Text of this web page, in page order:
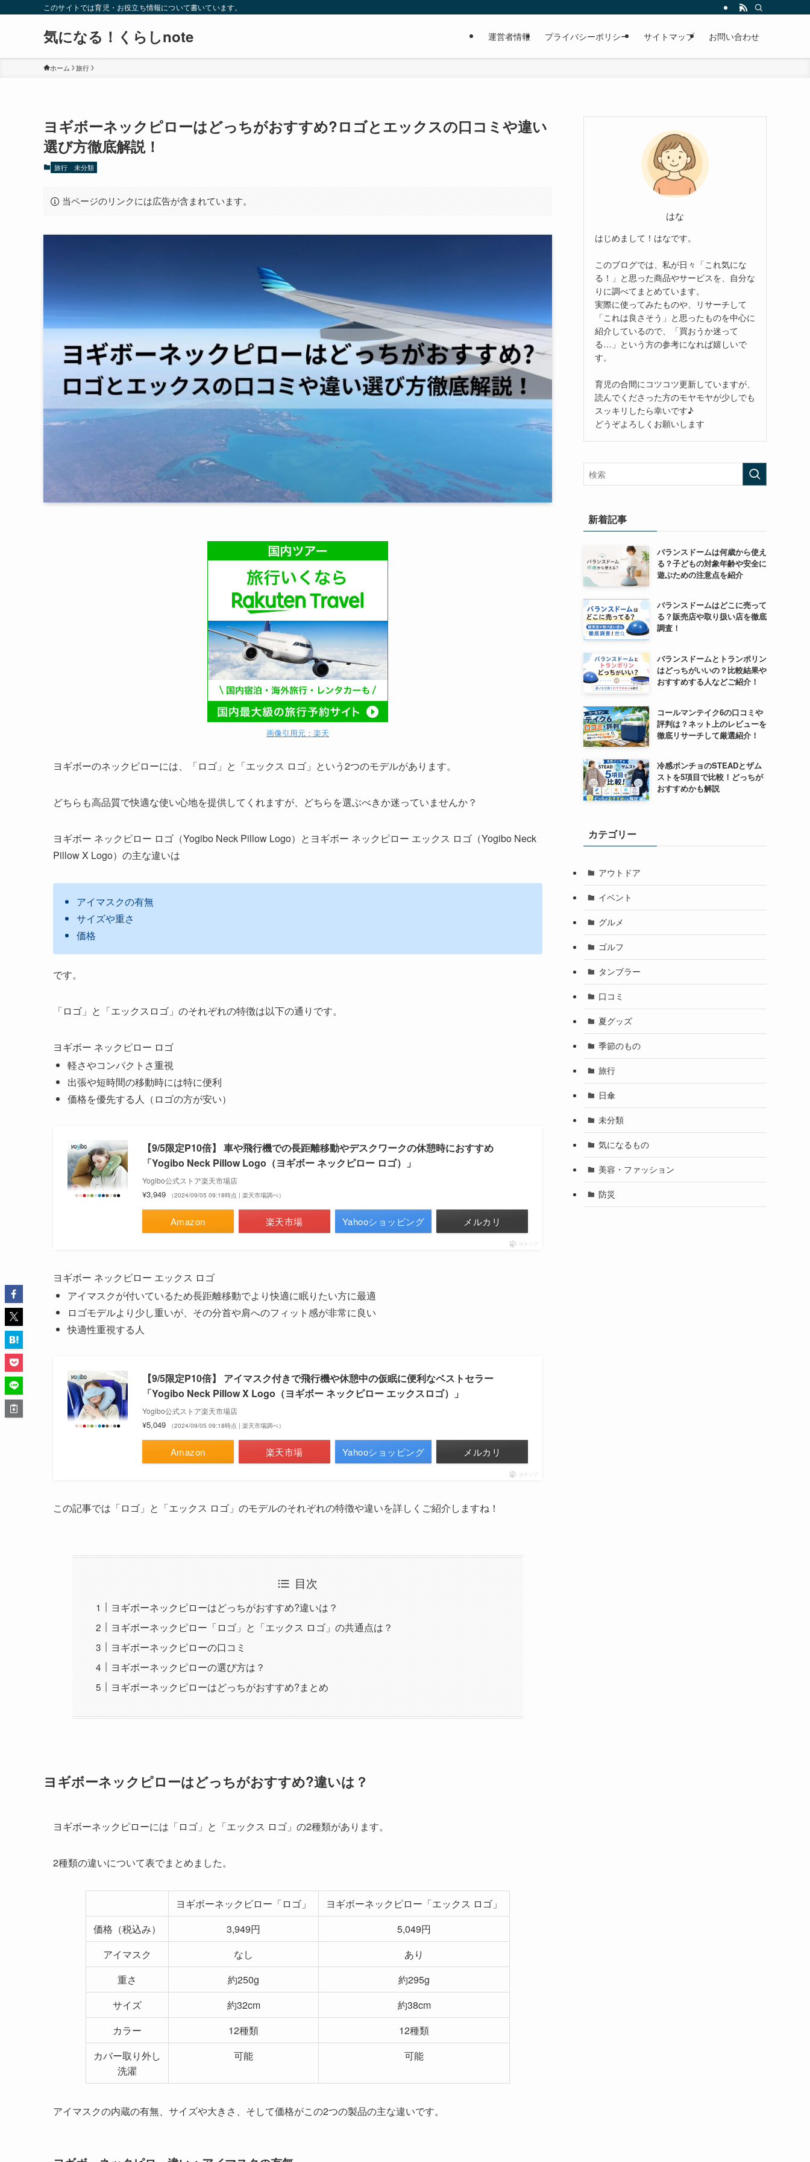
このサイトでは育児・お役立ち情報について書いています。
気になる！くらしnote 運営者情報 プライバシーポリシー サイトマップ お問い合わせ
ホーム 旅行
ヨギボーネックピローはどっちがおすすめ?ロゴとエックスの口コミや違い
選び方徹底解説！
旅行 未分類
当ページのリンクには広告が含まれています。
画像引用元：楽天
ヨギボーのネックピローには、 「ロゴ」 と 「エックス ロゴ」 という2つのモデルがあります。
どちらも高品質で快適な使い心地を提供してくれますが、どちらを選ぶべきか迷っていませんか？
ヨギボー ネックピロー ロゴ（Yogibo Neck Pillow Logo）とヨギボー ネックピロー エックス ロゴ（Yogibo Neck
Pillow X Logo）の主な違いは
アイマスクの有無
サイズや重さ
価格
です。
「ロゴ」と「エックスロゴ」のそれぞれの特徴は以下の通りです。
ヨギボー ネックピロー ロゴ
軽さやコンパクトさ重視
出張や短時間の移動時には特に便利
価格を優先する人（ロゴの方が安い）
【9/5限定P10倍】 車や飛行機での長距離移動やデスクワークの休憩時におすすめ
「Yogibo Neck Pillow Logo（ヨギボー ネックピロー ロゴ）」
Yogibo公式ストア楽天市場店
¥3,949 （2024/09/05 09:18時点 | 楽天市場調べ）
Amazon 楽天市場 Yahooショッピング メルカリ
ポチップ
ヨギボー ネックピロー エックス ロゴ
アイマスクが付いているため長距離移動でより快適に眠りたい方に最適
ロゴモデルより少し重いが、その分首や肩へのフィット感が非常に良い
快適性重視する人
【9/5限定P10倍】 アイマスク付きで飛行機や休憩中の仮眠に便利なベストセラー
「Yogibo Neck Pillow X Logo（ヨギボー ネックピロー エックスロゴ）」
Yogibo公式ストア楽天市場店
¥5,049 （2024/09/05 09:18時点 | 楽天市場調べ）
Amazon 楽天市場 Yahooショッピング メルカリ
ポチップ
この記事では「ロゴ」と「エックス ロゴ」のモデルのそれぞれの特徴や違いを詳しくご紹介しますね！
目次
ヨギボーネックピローはどっちがおすすめ?違いは？
ヨギボーネックピロー「ロゴ」と「エックス ロゴ」の共通点は？
ヨギボーネックピローの口コミ
ヨギボーネックピローの選び方は？
ヨギボーネックピローはどっちがおすすめ?まとめ
ヨギボーネックピローはどっちがおすすめ?違いは？
ヨギボーネックピローには「ロゴ」と「エックス ロゴ」の2種類があります。
2種類の違いについて表でまとめました。
ヨギボーネックピロー「ロゴ」
ヨギボーネックピロー「エックス ロゴ」
価格（税込み）
3,949円
5,049円
アイマスク
なし
あり
重さ
約250g
約295g
サイズ
約32cm
約38cm
カラー
12種類
12種類
カバー取り外し
洗濯
可能 可能
アイマスクの内蔵の有無、サイズや大きさ、そして価格がこの2つの製品の主な違いです。
はな
はじめまして！はなです。
このブログでは、私が日々「これ気にな
る！」と思った商品やサービスを、自分な
りに調べてまとめています。
実際に使ってみたものや、リサーチして
「これは良さそう」と思ったものを中心に
紹介しているので、「買おうか迷って
る…」という方の参考になれば嬉しいで
す。
育児の合間にコツコツ更新していますが、
読んでくださった方のモヤモヤが少しでも
スッキリしたら幸いです♪
どうぞよろしくお願いします
新着記事
バランスドームは何歳から使え
る？子どもの対象年齢や安全に
遊ぶための注意点を紹介
バランスドームはどこに売って
る？販売店や取り扱い店を徹底
調査！
バランスドームとトランポリン
はどっちがいいの？比較結果や
おすすめする人などご紹介！
コールマンテイク6の口コミや
評判は？ネット上のレビューを
徹底リサーチして厳選紹介！
冷感ポンチョのSTEADとザム
ストを5項目で比較！どっちが
おすすめかも解説
カテゴリー
アウトドア
イベント
グルメ
ゴルフ
タンブラー
口コミ
夏グッズ
季節のもの
旅行
日傘
未分類
気になるもの
美容・ファッション
防災